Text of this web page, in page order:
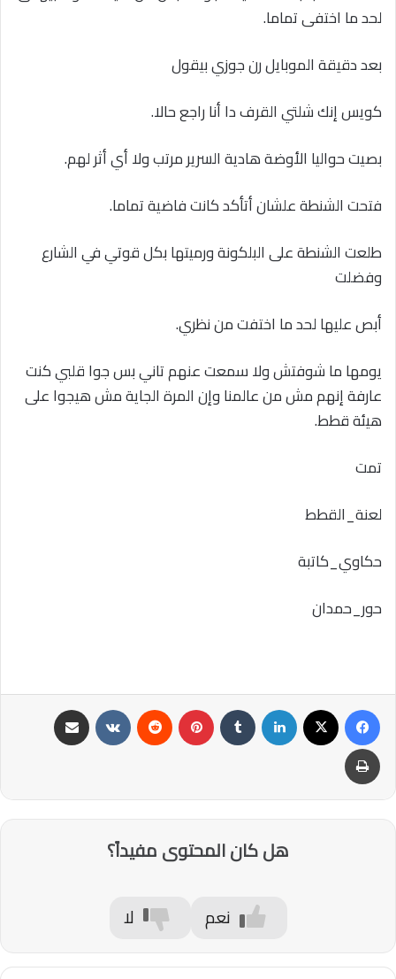
لحد ما اختفى تماما.
بعد دقيقة الموبايل رن جوزي بيقول
كويس إنك شلتي القرف دا أنا راجع حالا.
بصيت حواليا الأوضة هادية السرير مرتب ولا أي أثر لهم.
فتحت الشنطة علشان أتأكد كانت فاضية تماما.
طلعت الشنطة على البلكونة ورميتها بكل قوتي في الشارع
وفضلت
أبص عليها لحد ما اختفت من نظري.
يومها ما شوفتش ولا سمعت عنهم تاني بس جوا قلبي كنت
عارفة إنهم مش من عالمنا وإن المرة الجاية مش هيجوا على
هيئة قطط.
تمت
لعنة_القطط
حكاوي_كاتبة
حور_حمدان
هل كان المحتوى مفيداً؟
نعم لا